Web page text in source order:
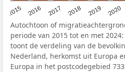
2015 2016 2017 2018 2019 2020
Autochtoon of
periode van 2015 tot en met
toont de verdeling van de
Nederland, herkomst uit Europa
Europa in het postcodegebied